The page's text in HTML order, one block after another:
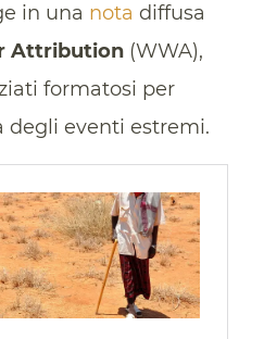
in una nota diffusa
Attribution(WWA),
formatosi per
degli eventi estremi.